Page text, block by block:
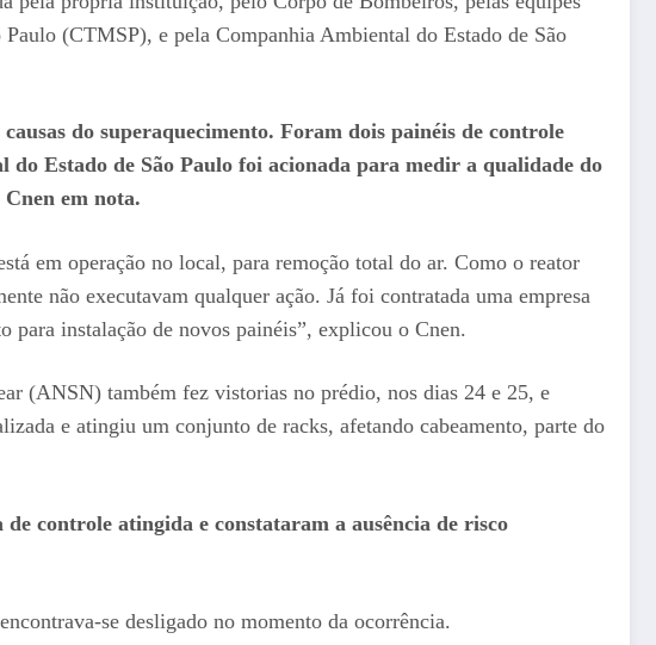
(CTMSP), e pela Companhia Ambiental do Estado de São
do superaquecimento. Foram dois painéis de controle
Estado de São Paulo foi acionada para medir a qualidade do
em nota.
em operação no local, para remoção total do ar. Como o reator
não executavam qualquer ação. Já foi contratada uma empresa
para instalação de novos painéis”, explicou o Cnen.
(ANSN) também fez vistorias no prédio, nos dias 24 e 25, e
e atingiu um conjunto de racks, afetando cabeamento, parte do
de controle atingida e constataram a ausência de risco
se desligado no momento da ocorrência.